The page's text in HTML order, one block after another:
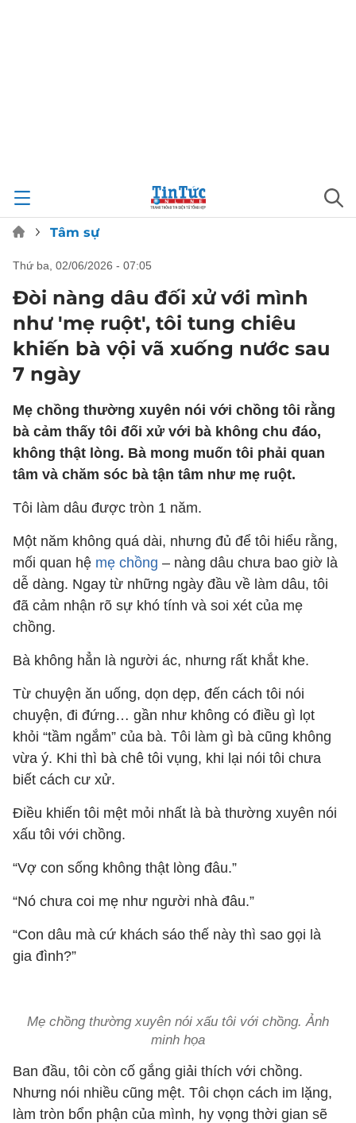
Tâm sự
thứ ba, 02/06/2026 - 07:05
Đòi nàng dâu đối xử với mình
như 'mẹ ruột', tôi tung chiêu
khiến bà vội vã xuống nước sau
7 ngày
Mẹ chồng thường xuyên nói với chồng tôi rằng
bà cảm thấy tôi đối xử với bà không chu đáo,
không thật lòng. Bà mong muốn tôi phải quan
tâm và chăm sóc bà tận tâm như mẹ ruột.
Tôi làm dâu được tròn 1 năm.
Một năm không quá dài, nhưng đủ để tôi hiểu rằng,
mối quan hệ mẹ chồng – nàng dâu chưa bao giờ là
dễ dàng. Ngay từ những ngày đầu về làm dâu, tôi
đã cảm nhận rõ sự khó tính và soi xét của mẹ
chồng.
Bà không hẳn là người ác, nhưng rất khắt khe.
Từ chuyện ăn uống, dọn dẹp, đến cách tôi nói
chuyện, đi đứng… gần như không có điều gì lọt
khỏi “tầm ngắm” của bà. Tôi làm gì bà cũng không
vừa ý. Khi thì bà chê tôi vụng, khi lại nói tôi chưa
biết cách cư xử.
Điều khiến tôi mệt mỏi nhất là bà thường xuyên nói
xấu tôi với chồng.
“Vợ con sống không thật lòng đâu.”
“Nó chưa coi mẹ như người nhà đâu.”
“Con dâu mà cứ khách sáo thế này thì sao gọi là
gia đình?”
Mẹ chồng thường xuyên nói xấu tôi với chồng. Ảnh
minh họa
Ban đầu, tôi còn cố gắng giải thích với chồng.
Nhưng nói nhiều cũng mệt. Tôi chọn cách im lặng,
làm tròn bổn phận của mình, hy vọng thời gian sẽ